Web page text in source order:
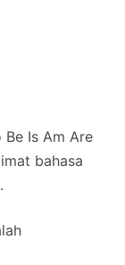
Be Is Am Are
bahasa